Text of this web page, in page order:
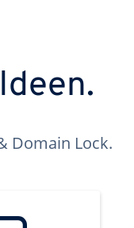
Domain Lock.